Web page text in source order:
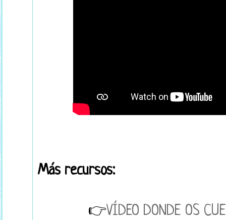
Más recursos:
👉VÍDEO DONDE OS